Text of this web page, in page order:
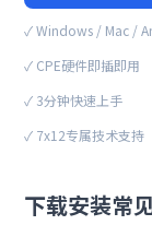
✓ Windows / Mac /
✓ CPE硬件即插即用
✓ 3分钟快速上手
✓ 7x12专属技术支持
下载安装常